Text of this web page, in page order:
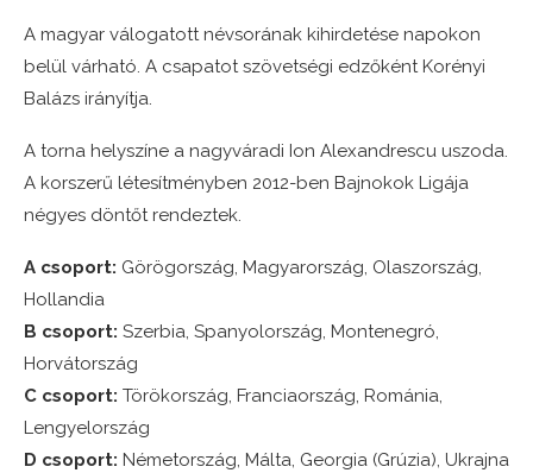
A magyar válogatott névsorának kihirdetése napokon
belül várható. A csapatot szövetségi edzőként Korényi
Balázs irányítja.
A torna helyszíne a nagyváradi Ion Alexandrescu uszoda.
A korszerű létesítményben 2012-ben Bajnokok Ligája
négyes döntőt rendeztek.
A csoport: Görögország, Magyarország, Olaszország,
Hollandia
B csoport: Szerbia, Spanyolország, Montenegró,
Horvátország
C csoport: Törökország, Franciaország, Románia,
Lengyelország
D csoport: Németország, Málta, Georgia (Grúzia), Ukrajna